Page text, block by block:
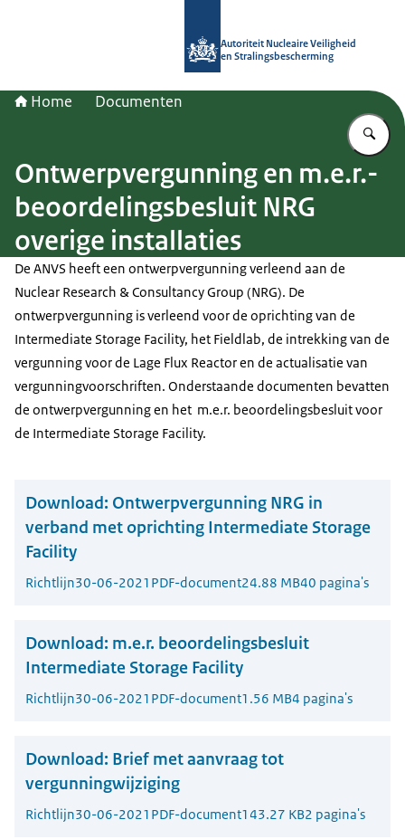
Autoriteit Nucleaire Veiligheid
en Stralingsbescherming
Home Documenten
Ontwerpvergunning en m.e.r.-
beoordelingsbesluit NRG
overige installaties
De ANVS heeft een ontwerpvergunning verleend aan de
Nuclear Research & Consultancy Group (NRG). De
ontwerpvergunning is verleend voor de oprichting van de
Intermediate Storage Facility, het Fieldlab, de intrekking van de
vergunning voor de Lage Flux Reactor en de actualisatie van
vergunningvoorschriften. Onderstaande documenten bevatten
de ontwerpvergunning en het m.e.r. beoordelingsbesluit voor
de Intermediate Storage Facility.
Download: Ontwerpvergunning NRG in
verband met oprichting Intermediate Storage
Facility
Richtlijn30-06-2021 PDF-document24.88 MB40 pagina's
Download: m.e.r. beoordelingsbesluit
Intermediate Storage Facility
Richtlijn30-06-2021 PDF-document1.56 MB4 pagina's
Download: Brief met aanvraag tot
vergunningwijziging
Richtlijn30-06-2021 PDF-document143.27 KB2 pagina's